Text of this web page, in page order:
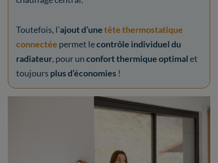
Toutefois, l’ajout d’unetête thermostatique
connectée permet lecontrôle individuel du
radiateur, pour unconfort thermique optimalet
toujours plus d’économies !